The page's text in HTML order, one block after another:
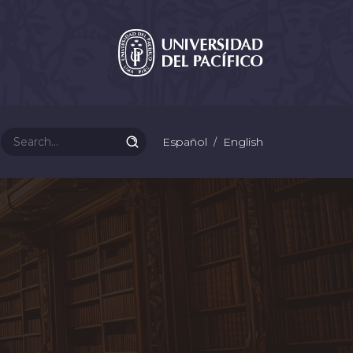
Español English